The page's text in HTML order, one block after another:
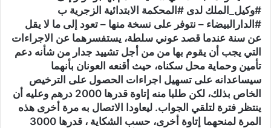
#وكيل_الملك لدى #المحكمة الابتدائية الزجرية ب
#الدارالبيضاء – نتوفر على نسخة منها – تعود إلى ما لا يقل
عن سنة عندما قصد عوني سلطة، يستفسرهما عن الاجراءات
التي يجب أن يقوم بها من من أجل تشييد جدار من شأنه دعم
تأمين وحماية محل سكناه، حيث أقنعه العونان بأنهما
سيساعدانه على تسهيل اجراءات الحصول على الترخيص
الخاص بذلك، لكن طلبا منه إتاوة قدرها 2000 درهم وعليه أن
ينتظر فترة لتلقي الجواب. ليعاودا الاتصال به مرة أخرى هذه
المرة لمنحهما إتاوة أخرى، حسب الشكاية ، قدرها 3000